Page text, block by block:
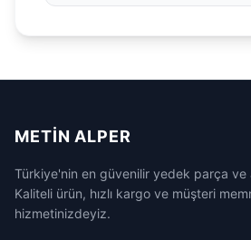
METIN ALPER
Türkiye'nin en güvenilir yedek parça ve
Kaliteli ürün, hızlı kargo ve müşteri
hizmetinizdeyiz.